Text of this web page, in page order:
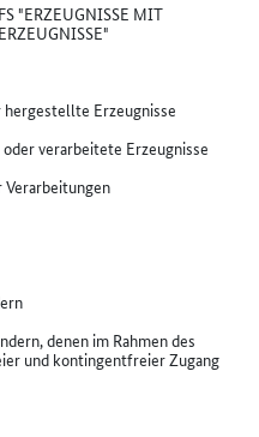
"ERZEUGNISSE MIT
Erzeugnisse
verarbeitete Erzeugnisse
Verarbeitungen
denen im Rahmen des
und kontingentfreier Zugang